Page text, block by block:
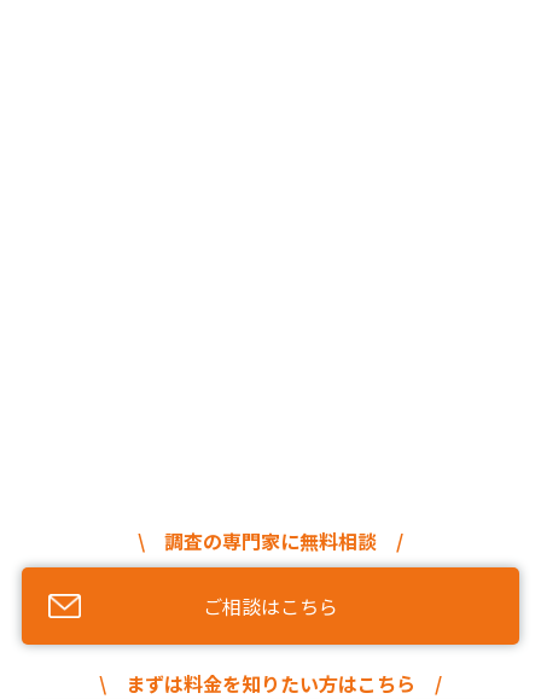
\ 調査の専門家に無料相談 /
ご相談はこちら
\ まずは料金を知りたい方はこちら /